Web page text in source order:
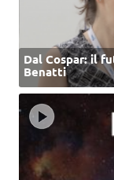
Dal Cospar: il
Benatti